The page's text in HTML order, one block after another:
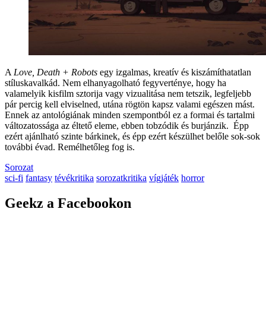
A Love, Death + Robots egy izgalmas, kreatív és kiszámíthatatlan
stíluskavalkád. Nem elhanyagolható fegyverténye, hogy ha
valamelyik kisfilm sztorija vagy vizualitása nem tetszik, legfeljebb
pár percig kell elviselned, utána rögtön kapsz valami egészen mást.
Ennek az antológiának minden szempontból ez a formai és tartalmi
változatossága az éltető eleme, ebben tobzódik és burjánzik. Épp
ezért ajánlható szinte bárkinek, és épp ezért készülhet belőle sok-sok
további évad. Remélhetőleg fog is.
Sorozat
sci-fi fantasy tévékritika sorozatkritika vígjáték horror
Geekz a Facebookon